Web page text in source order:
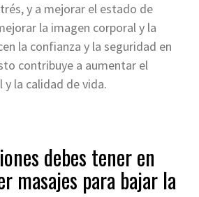
y a mejorar el estado de
la imagen corporal y la
la confianza y la seguridad en
contribuye a aumentar el
la calidad de vida.
debes tener en
masajes para bajar la